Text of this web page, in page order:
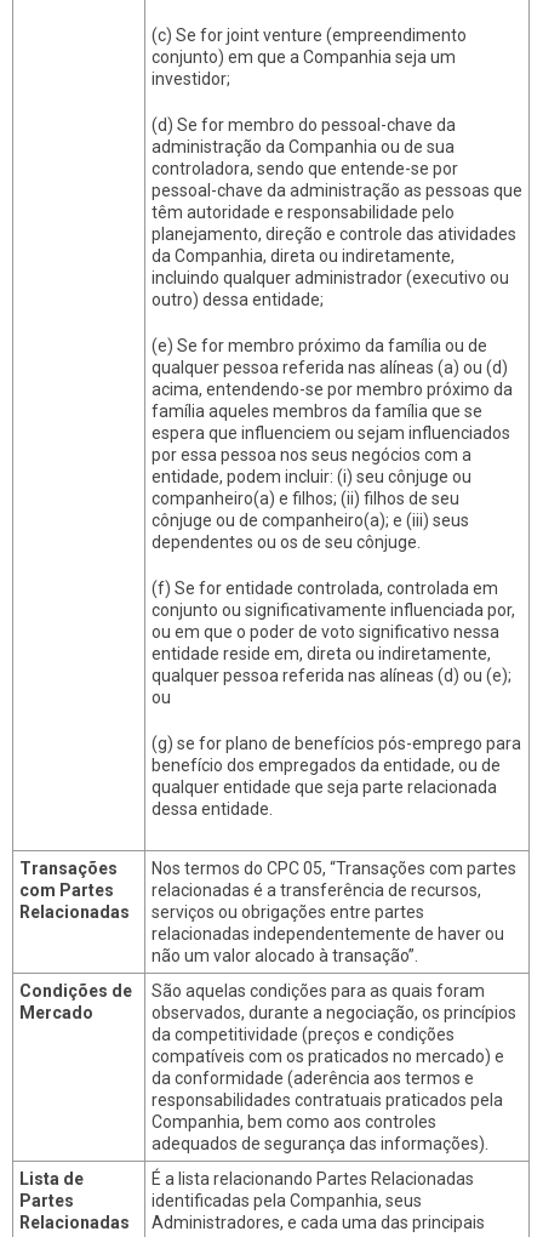
(c) Se for joint venture (empreendimento
conjunto) em que a Companhia seja um
investidor;
(d) Se for membro do pessoal-chave da
administração da Companhia ou de sua
controladora, sendo que entende-se por
pessoal-chave da administração as pessoas que
têm autoridade e responsabilidade pelo
planejamento, direção e controle das atividades
da Companhia, direta ou indiretamente,
incluindo qualquer administrador (executivo ou
outro) dessa entidade;
(e) Se for membro próximo da família ou de
qualquer pessoa referida nas alíneas (a) ou (d)
acima, entendendo-se por membro próximo da
família aqueles membros da família que se
espera que influenciem ou sejam influenciados
por essa pessoa nos seus negócios com a
entidade, podem incluir: (i) seu cônjuge ou
companheiro(a) e filhos; (ii) filhos de seu
cônjuge ou de companheiro(a); e (iii) seus
dependentes ou os de seu cônjuge.
(f) Se for entidade controlada, controlada em
conjunto ou significativamente influenciada por,
ou em que o poder de voto significativo nessa
entidade reside em, direta ou indiretamente,
qualquer pessoa referida nas alíneas (d) ou (e);
ou
(g) se for plano de benefícios pós-emprego para
benefício dos empregados da entidade, ou de
qualquer entidade que seja parte relacionada
dessa entidade.
Transações
com Partes
Relacionadas
Nos termos do CPC 05, “Transações com partes
relacionadas é a transferência de recursos,
serviços ou obrigações entre partes
relacionadas independentemente de haver ou
não um valor alocado à transação”.
Condições de
Mercado
São aquelas condições para as quais foram
observados, durante a negociação, os princípios
da competitividade (preços e condições
compatíveis com os praticados no mercado) e
da conformidade (aderência aos termos e
responsabilidades contratuais praticados pela
Companhia, bem como aos controles
adequados de segurança das informações).
Lista de
Partes
Relacionadas
É a lista relacionando Partes Relacionadas
identificadas pela Companhia, seus
Administradores, e cada uma das principais